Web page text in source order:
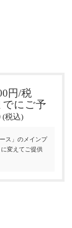
円/税
にご予
(税込)
ス」のメインプ
変えてご提供